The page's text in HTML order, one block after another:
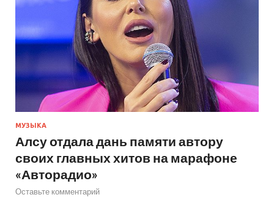
МУЗЫКА
Алсу отдала дань памяти автору
своих главных хитов на марафоне
«Авторадио»
Оставьте комментарий